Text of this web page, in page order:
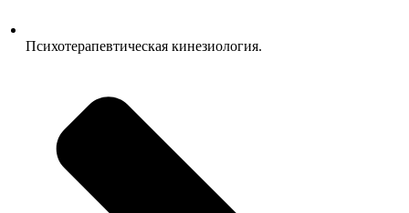
Психотерапевтическая кинезиология.